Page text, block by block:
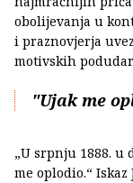
obolijevanja u
i praznovjerja
motivskih
"Ujak me
„U srpnju 1888. u
me oplodio.“